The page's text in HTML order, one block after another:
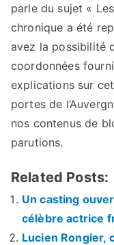
parle du sujet «
chronique a été
avez la possibilité
coordonnées
explications sur
portes de
nos contenus de
parutions.
Related Posts:
Un casting
célèbre actrice
Lucien Rongier,